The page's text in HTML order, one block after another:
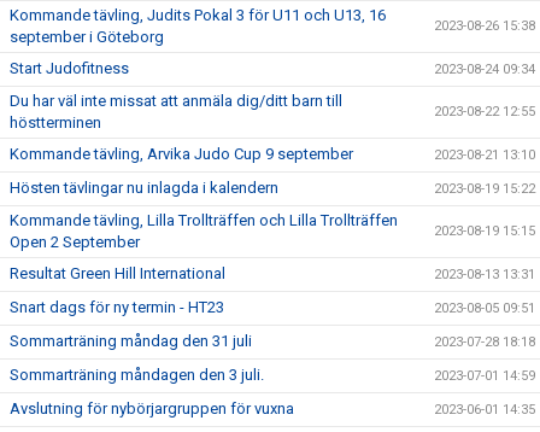
Kommande tävling, Judits Pokal 3 för U11 och U13, 16
september i Göteborg
2023-08-26 15:38
Start Judofitness 2023-08-24 09:34
Du har väl inte missat att anmäla dig/ditt barn till
höstterminen
2023-08-22 12:55
Kommande tävling, Arvika Judo Cup 9 september 2023-08-21 13:10
Hösten tävlingar nu inlagda i kalendern 2023-08-19 15:22
Kommande tävling, Lilla Trollträffen och Lilla Trollträffen
Open 2 September
2023-08-19 15:15
Resultat Green Hill International 2023-08-13 13:31
Snart dags för ny termin - HT23 2023-08-05 09:51
Sommarträning måndag den 31 juli 2023-07-28 18:18
Sommarträning måndagen den 3 juli. 2023-07-01 14:59
Avslutning för nybörjargruppen för vuxna 2023-06-01 14:35